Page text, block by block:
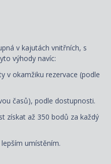
v kajutách vnitřních, s
výhody navíc:
v okamžiku rezervace (podle
časů), podle dostupnosti.
získat až 350 bodů za každý
umístěním.